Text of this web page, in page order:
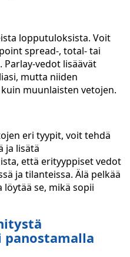
lopputuloksista. Voit
spread-, total- tai
vedot lisäävät
mutta niiden
muunlaisten vetojen.
eri tyypit, voit tehdä
ja lisätä
että erityyppiset vedot
ja tilanteissa. Älä pelkää
se, mikä sopii